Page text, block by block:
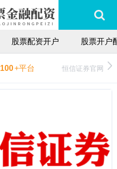
股票配资开户 股票开户
100+平台 恒信证券官网